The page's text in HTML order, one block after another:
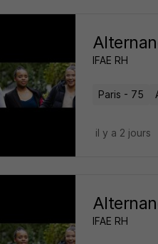
IFAE RH
Paris - 75
il y a 2 jours
IFAE RH